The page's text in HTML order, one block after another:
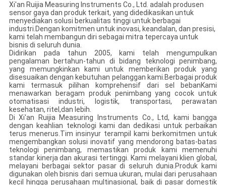
Xi'an Ruijia Measuring Instruments Co., Ltd. adalah produsen
sensor gaya dan produk terkait, yang didedikasikan untuk
menyediakan solusi berkualitas tinggi untuk berbagai
industri.Dengan komitmen untuk inovasi, keandalan, dan presisi,
kami telah membangun diri sebagai mitra tepercaya untuk
bisnis di seluruh dunia.
Didirikan pada tahun 2005, kami telah mengumpulkan
pengalaman bertahun-tahun di bidang teknologi penimbang,
yang memungkinkan kami untuk memberikan produk yang
disesuaikan dengan kebutuhan pelanggan kami.Berbagai produk
kami termasuk pilihan komprehensif dari sel bebanKami
menawarkan beragam produk penimbang yang cocok untuk
otomatisasi industri, logistik, transportasi, perawatan
kesehatan, ritel,dan lebih.
Di Xi'an Ruijia Measuring Instruments Co., Ltd, kami bangga
dengan keahlian teknologi kami dan dedikasi untuk perbaikan
terus menerus.Tim insinyur terampil kami berkomitmen untuk
mengembangkan solusi inovatif yang mendorong batas-batas
teknologi penimbang, memastikan produk kami memenuhi
standar kinerja dan akurasi tertinggi. Kami melayani klien global,
melayani berbagai sektor pasar di seluruh dunia.Produk kami
digunakan oleh bisnis dari semua ukuran, mulai dari perusahaan
kecil hingga perusahaan multinasional, baik di pasar domestik